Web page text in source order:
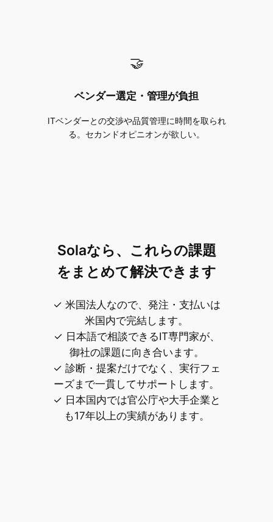
🤝
ベンダー選定・管理が負担
ITベンダーとの交渉や品質管理に時間を取られ
る。セカンドオピニオンが欲しい。
Solaなら、これらの課題
をまとめて解決できます
✓ 米国法人なので、発注・支払いは
米国内で完結します。
✓ 日本語で相談できるIT専門家が、
御社の課題に向き合います。
✓ 診断・提案だけでなく、実行フェ
ーズまで一貫してサポートします。
✓ 日本国内では官公庁や大手企業と
も17年以上の実績があります。